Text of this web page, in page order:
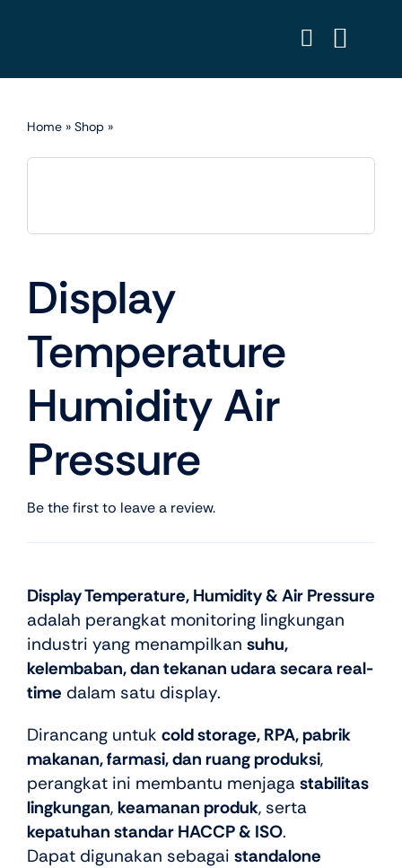
Home » Shop »
Display
Temperature
Humidity Air
Pressure
Be the first to leave a review.
Display Temperature, Humidity & Air Pressure
adalah perangkat monitoring lingkungan
industri yang menampilkan suhu,
kelembaban, dan tekanan udara secara real-
time dalam satu display.
Dirancang untuk cold storage, RPA, pabrik
makanan, farmasi, dan ruang produksi,
perangkat ini membantu menjaga stabilitas
lingkungan, keamanan produk, serta
kepatuhan standar HACCP & ISO.
Dapat digunakan sebagai standalone